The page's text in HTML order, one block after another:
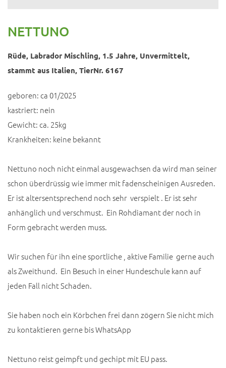
NETTUNO
Rüde, Labrador Mischling, 1.5 Jahre, Unvermittelt,
stammt aus Italien, TierNr. 6167
geboren: ca 01/2025
kastriert: nein
Gewicht: ca. 25kg
Krankheiten: keine bekannt
Nettuno noch nicht einmal ausgewachsen da wird man seiner
schon überdrüssig wie immer mit fadenscheinigen Ausreden.
Er ist altersentsprechend noch sehr verspielt . Er ist sehr
anhänglich und verschmust. Ein Rohdiamant der noch in
Form gebracht werden muss.
Wir suchen für ihn eine sportliche , aktive Familie gerne auch
als Zweithund. Ein Besuch in einer Hundeschule kann auf
jeden Fall nicht Schaden.
Sie haben noch ein Körbchen frei dann zögern Sie nicht mich
zu kontaktieren gerne bis WhatsApp
Nettuno reist geimpft und gechipt mit EU pass.